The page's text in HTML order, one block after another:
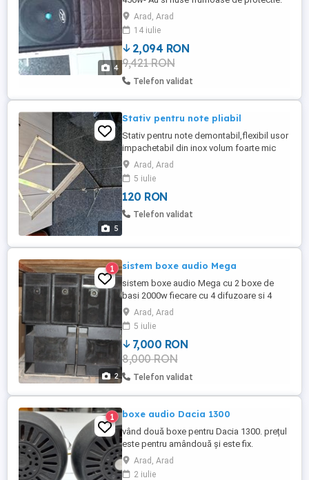
4
Sunt intr-o stare foarte buna tehnica si
estetica. Separat se vand 3 cabluri de 2,5
cauciucate care nu se intaresc la frig si au
mufe Neutrik si o lungime de 70m.
Arad, Arad
14 iulie
2,094 RON
9,421 RON
Telefon validat
5
Stativ pentru note pliabil
Stativ pentru note demontabil,flexibil usor
impachetabil din inox volum foarte mic
Arad, Arad
5 iulie
120 RON
Telefon validat
2
1 sistem boxe audio Mega
sistem boxe audio Mega cu 2 boxe de
basi 2000w fiecare cu 4 difuzoare si 4
sateliti 250w bucata
Arad, Arad
5 iulie
7,000 RON
8,000 RON
Telefon validat
1 boxe audio Dacia 1300
vând două boxe pentru Dacia 1300. prețul
este pentru amândouă și este fix.
cumpărătorul își va plăti transportul cu
poșta.ro sau curierat rapid.
Arad, Arad
2 iulie